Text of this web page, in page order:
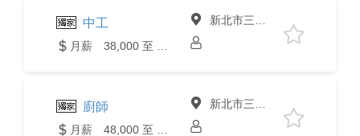
中工 新北市三峽區
廚師 新北市三峽區